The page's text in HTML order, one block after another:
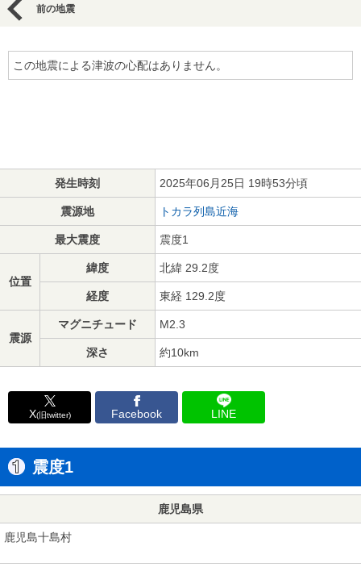
前の地震
この地震による津波の心配はありません。
発生時刻 2025年06月25日 19時53分頃
震源地 トカラ列島近海
最大震度 震度1
位置
緯度 北緯 29.2度
経度 東経 129.2度
震源
マグニチュード M2.3
深さ 約10km
X(旧twitter) Facebook LINE
震度1
鹿児島県
鹿児島十島村